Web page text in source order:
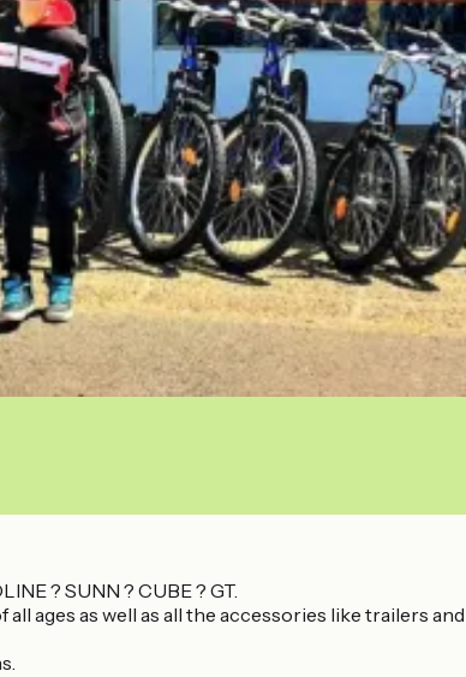
? SUNN ? CUBE ? GT.
ages as well as all the accessories like trailers